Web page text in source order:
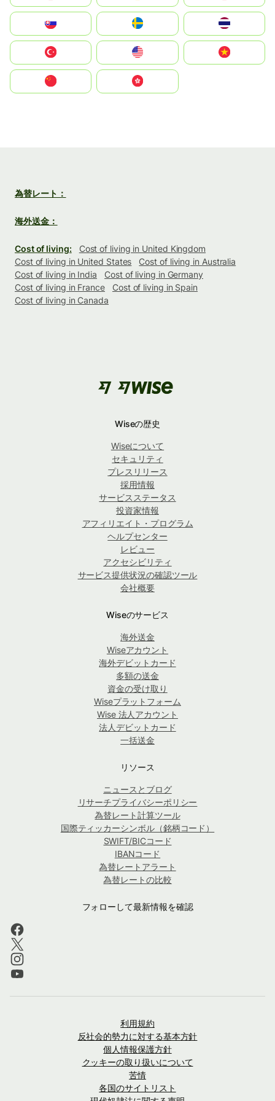
United States
中國香港特別行政區
為替レート：
海外送金：
Cost of living:
Cost of living in United Kingdom
Cost of living in United States
Cost of living in Australia
Cost of living in India
Cost of living in Germany
Cost of living in France
Cost of living in Spain
Cost of living in Canada
Wiseの歴史
Wiseについて
セキュリティ
プレスリリース
採用情報
サービスステータス
投資家情報
アフィリエイト・プログラム
ヘルプセンター
レビュー
アクセシビリティ
サービス提供状況の確認ツール
会社概要
Wiseのサービス
海外送金
Wiseアカウント
海外デビットカード
多額の送金
資金の受け取り
Wiseプラットフォーム
Wise 法人アカウント
法人デビットカード
一括送金
リソース
ニュースとブログ
リサーチプライバシーポリシー
為替レート計算ツール
国際ティッカーシンボル（銘柄コード）
SWIFT/BICコード
IBANコード
為替レートアラート
為替レートの比較
フォローして最新情報を確認
利用規約
反社会的勢力に対する基本方針
個人情報保護方針
クッキーの取り扱いについて
苦情
各国のサイトリスト